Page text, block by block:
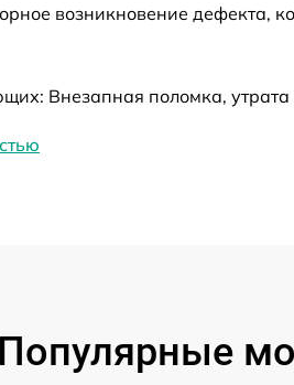
питания
возникновение дефекта,
Внезапная поломка,
Популярные